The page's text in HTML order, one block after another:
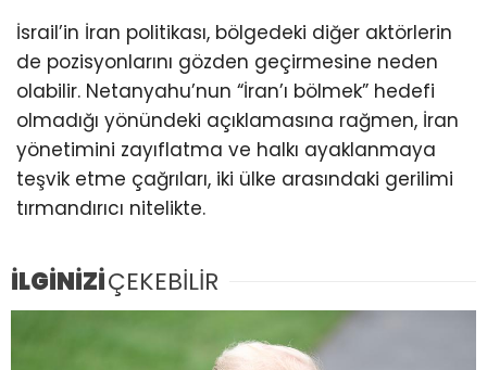
İsrail’in İran politikası, bölgedeki diğer aktörlerin
de pozisyonlarını gözden geçirmesine neden
olabilir. Netanyahu’nun “İran’ı bölmek” hedefi
olmadığı yönündeki açıklamasına rağmen, İran
yönetimini zayıflatma ve halkı ayaklanmaya
teşvik etme çağrıları, iki ülke arasındaki gerilimi
tırmandırıcı nitelikte.
İLGİNİZİÇEKEBİLİR